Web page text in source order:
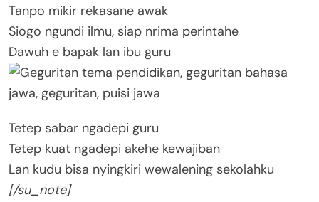
Tanpo mikir rekasane awak
Siogo ngundi ilmu, siap nrima perintahe
Dawuh e bapak lan ibu guru
Tetep sabar ngadepi guru
Tetep kuat ngadepi akehe kewajiban
Lan kudu bisa nyingkiri wewalening sekolahku
[/su_note]